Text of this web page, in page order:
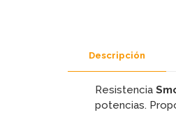
Descripción
Resistencia
potencias.